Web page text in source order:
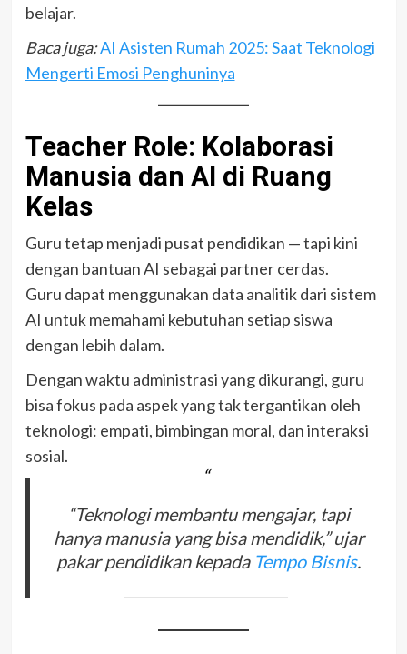
belajar.
Baca juga:AI Asisten Rumah 2025: Saat Teknologi
Mengerti Emosi Penghuninya
Teacher Role: Kolaborasi
Manusia dan AI di Ruang
Kelas
Guru tetap menjadi pusat pendidikan — tapi kini
dengan bantuan AI sebagai partner cerdas.
Guru dapat menggunakan data analitik dari sistem
AI untuk memahami kebutuhan setiap siswa
dengan lebih dalam.
Dengan waktu administrasi yang dikurangi, guru
bisa fokus pada aspek yang tak tergantikan oleh
teknologi: empati, bimbingan moral, dan interaksi
sosial.
“Teknologi membantu mengajar, tapi
hanya manusia yang bisa mendidik,” ujar
pakar pendidikan kepadaTempo Bisnis.